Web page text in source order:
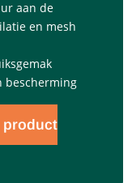
aan de
en mesh
bescherming
product